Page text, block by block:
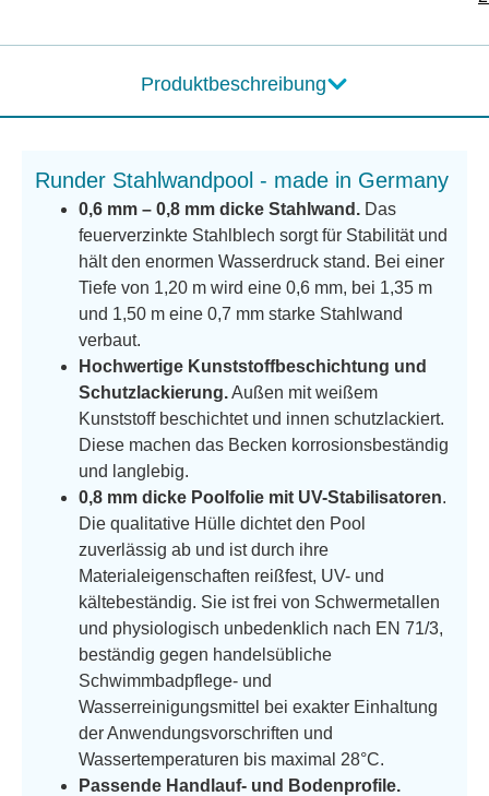
Produktbeschreibung
Runder Stahlwandpool - made in Germany
0,6 mm – 0,8 mm dicke Stahlwand. Das
feuerverzinkte Stahlblech sorgt für Stabilität und
hält den enormen Wasserdruck stand. Bei einer
Tiefe von 1,20 m wird eine 0,6 mm, bei 1,35 m
und 1,50 m eine 0,7 mm starke Stahlwand
verbaut.
Hochwertige Kunststoffbeschichtung und
Schutzlackierung.Außen mit weißem
Kunststoff beschichtet und innen schutzlackiert.
Diese machen das Becken korrosionsbeständig
und langlebig.
0,8 mm dicke Poolfolie mit UV-Stabilisatoren.
Die qualitative Hülle dichtet den Pool
zuverlässig ab und ist durch ihre
Materialeigenschaften reißfest, UV- und
kältebeständig. Sie ist frei von Schwermetallen
und physiologisch unbedenklich nach EN 71/3,
beständig gegen handelsübliche
Schwimmbadpflege- und
Wasserreinigungsmittel bei exakter Einhaltung
der Anwendungsvorschriften und
Wassertemperaturen bis maximal 28°C.
Passende Handlauf- und Bodenprofile.